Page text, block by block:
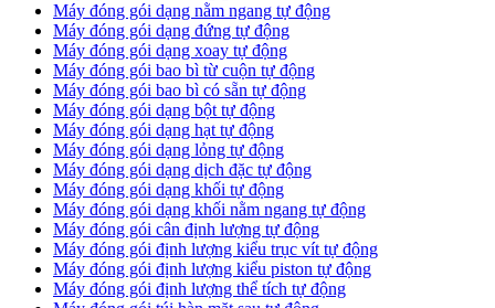
Máy đóng gói dạng nằm ngang tự động
Máy đóng gói dạng đứng tự động
Máy đóng gói dạng xoay tự động
Máy đóng gói bao bì từ cuộn tự động
Máy đóng gói bao bì có sẵn tự động
Máy đóng gói dạng bột tự động
Máy đóng gói dạng hạt tự động
Máy đóng gói dạng lỏng tự động
Máy đóng gói dạng dịch đặc tự động
Máy đóng gói dạng khối tự động
Máy đóng gói dạng khối nằm ngang tự động
Máy đóng gói cân định lượng tự động
Máy đóng gói định lượng kiểu trục vít tự động
Máy đóng gói định lượng kiểu piston tự động
Máy đóng gói định lượng thể tích tự động